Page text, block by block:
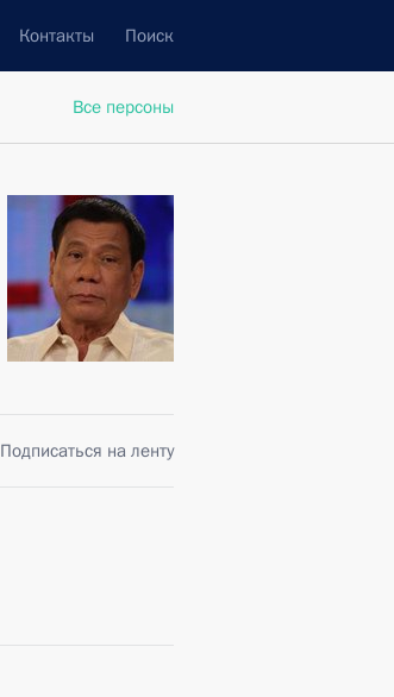
Контакты Поиск
Все персоны
Подписаться на ленту